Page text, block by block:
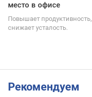
место в офисе
Повышает продуктивность,
снижает усталость.
Рекомендуем